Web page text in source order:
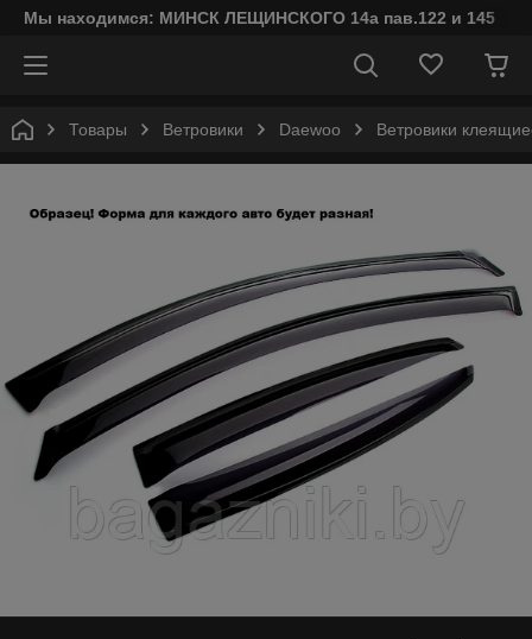
Мы находимся: МИНСК ЛЕЩИНСКОГО 14а пав.122 и 145
Товары Ветровики Daewoo Ветровики